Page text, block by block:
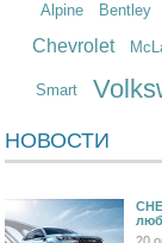
Alpine Bentley
Chevrolet
Smart
НОВОСТИ